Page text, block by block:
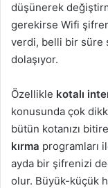
düşünerek
gerekirse Wifi
verdi, belli bir süre
dolaşıyor.
Özellikle kotalı
konusunda çok
bütün kotanızı
kırma programları
ayda bir şifrenizi
olur. Büyük-küçük